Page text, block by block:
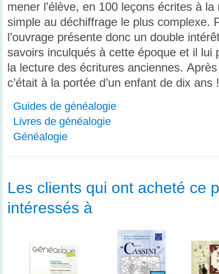
mener l’élève, en 100 leçons écrites à
simple au déchiffrage le plus complexe.
l’ouvrage présente donc un double
savoirs inculqués à cette époque et il lui
la lecture des écritures anciennes.
c’était à la portée d’un enfant de dix ans !
Guides de généalogie
Livres de généalogie
Généalogie
Les clients qui ont acheté ce
intéressés à